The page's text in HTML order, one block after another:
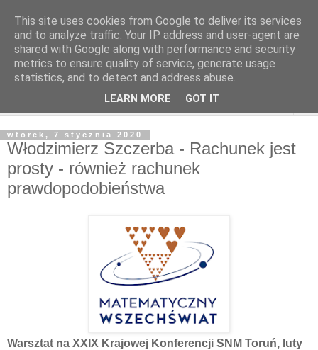
wtorek, 7 stycznia 2020
Włodzimierz Szczerba - Rachunek jest
prosty - również rachunek
prawdopodobieństwa
Warsztat na XXIX Krajowej Konferencji SNM Toruń, luty
This site uses cookies from Google to deliver its services
and to analyze traffic. Your IP address and user-agent are
shared with Google along with performance and security
metrics to ensure quality of service, generate usage
statistics, and to detect and address abuse.
LEARN MORE GOT IT